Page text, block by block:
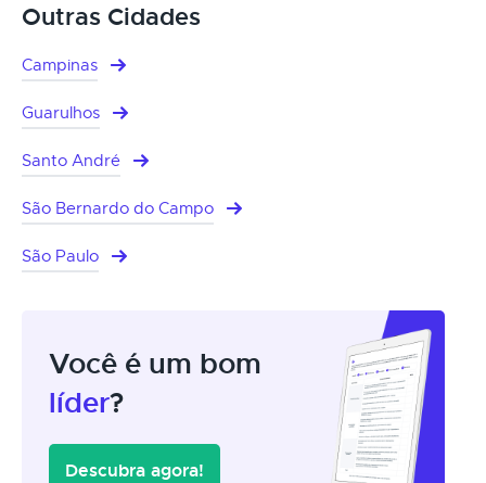
Outras Cidades
Campinas
Guarulhos
Santo André
São Bernardo do Campo
São Paulo
Você é um bom
líder?
Descubra agora!